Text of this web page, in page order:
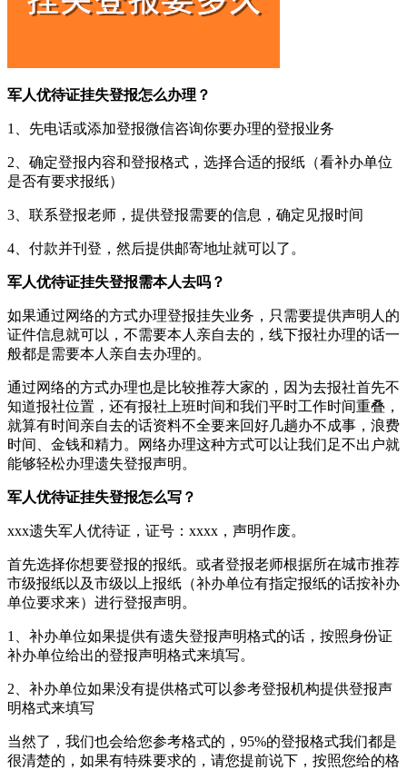
军人优待证挂失登报怎么办理？
1、先电话或添加登报微信咨询你要办理的登报业务
2、确定登报内容和登报格式，选择合适的报纸（看补办单位
是否有要求报纸）
3、联系登报老师，提供登报需要的信息，确定见报时间
4、付款并刊登，然后提供邮寄地址就可以了。
军人优待证挂失登报需本人去吗？
如果通过网络的方式办理登报挂失业务，只需要提供声明人的
证件信息就可以，不需要本人亲自去的，线下报社办理的话一
般都是需要本人亲自去办理的。
通过网络的方式办理也是比较推荐大家的，因为去报社首先不
知道报社位置，还有报社上班时间和我们平时工作时间重叠，
就算有时间亲自去的话资料不全要来回好几趟办不成事，浪费
时间、金钱和精力。网络办理这种方式可以让我们足不出户就
能够轻松办理遗失登报声明。
军人优待证挂失登报怎么写？
xxx遗失军人优待证，证号：xxxx，声明作废。
首先选择你想要登报的报纸。或者登报老师根据所在城市推荐
市级报纸以及市级以上报纸（补办单位有指定报纸的话按补办
单位要求来）进行登报声明。
1、补办单位如果提供有遗失登报声明格式的话，按照身份证
补办单位给出的登报声明格式来填写。
2、补办单位如果没有提供格式可以参考登报机构提供登报声
明格式来填写
当然了，我们也会给您参考格式的，95%的登报格式我们都是
很清楚的，如果有特殊要求的，请您提前说下，按照您给的格